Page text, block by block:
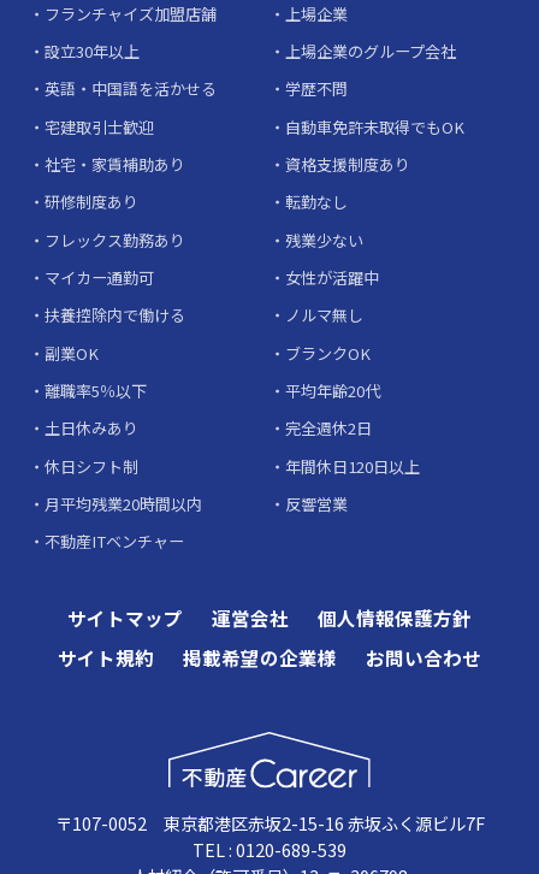
フランチャイズ加盟店舗
上場企業
設立30年以上
上場企業のグループ会社
英語・中国語を活かせる
学歴不問
宅建取引士歓迎
自動車免許未取得でもOK
社宅・家賃補助あり
資格支援制度あり
研修制度あり
転勤なし
フレックス勤務あり
残業少ない
マイカー通勤可
女性が活躍中
扶養控除内で働ける
ノルマ無し
副業OK
ブランクOK
離職率5％以下
平均年齢20代
土日休みあり
完全週休2日
休日シフト制
年間休日120日以上
月平均残業20時間以内
反響営業
不動産ITベンチャー
サイトマップ 運営会社
個人情報保護方針
サイト規約
掲載希望の企業様 お問い合わせ
〒107-0052 東京都港区赤坂2-15-16 赤坂ふく源ビル7F
TEL : 0120-689-539